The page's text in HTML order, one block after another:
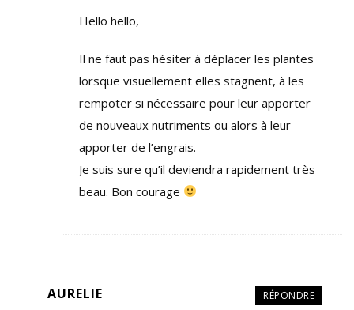
Hello hello,
Il ne faut pas hésiter à déplacer les plantes
lorsque visuellement elles stagnent, à les
rempoter si nécessaire pour leur apporter
de nouveaux nutriments ou alors à leur
apporter de l’engrais.
Je suis sure qu’il deviendra rapidement très
beau. Bon courage
RÉPONDRE
AURELIE